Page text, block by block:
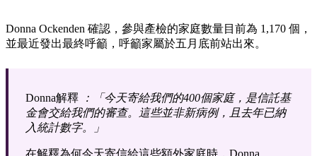
Donna Ockenden 確認，參與產檢的家庭數量目前為 1,170 個，
並最近發出最終呼籲，呼籲家屬於五月底前站出來。
Donna解釋
：「今天寄給我們的400個家庭，是信託基
金會交給我們的審查。這些並非新病例，且去年已納
入統計數字。」
在解釋為何今天寄信給這些額外家庭時，Donna